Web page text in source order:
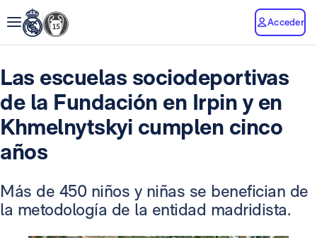
Acceder
Las escuelas sociodeportivas
de la Fundación en Irpin y en
Khmelnytskyi cumplen cinco
años
Más de 450 niños y niñas se benefician de
la metodología de la entidad madridista.